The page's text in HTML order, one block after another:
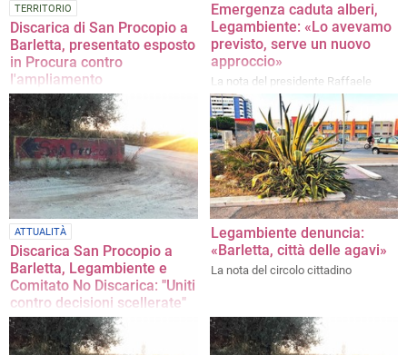
TERRITORIO
Discarica di San Procopio a
Barletta, presentato esposto
in Procura contro
l'ampliamento
La conferenza stampa di
Legambiente e Comitato No
Discarica a Palazzo di Città
Emergenza caduta alberi,
Legambiente: «Lo avevamo
previsto, serve un nuovo
approccio»
La nota del presidente Raffaele
Corvasce
ATTUALITÀ
Discarica San Procopio a
Barletta, Legambiente e
Comitato No Discarica: "Uniti
contro decisioni scellerate"
Il commento dell'associazionismo
ambientalista dopo il consiglio
Legambiente denuncia:
«Barletta, città delle agavi»
La nota del circolo cittadino